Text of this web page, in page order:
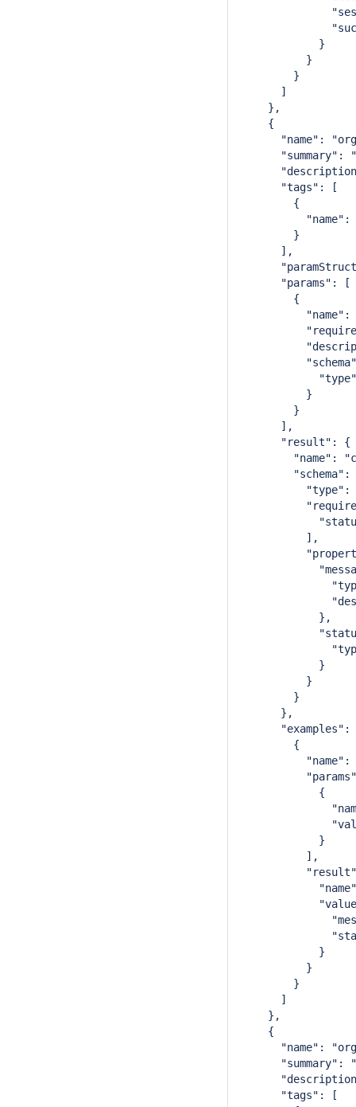
}
}
}
]
},
{
"name":
"summary":
"description":
"tags": [
{
"name":
}
],
"params": [
{
"name":
"description":
"type":
}
}
],
"result": {
"name":
"schema":
"type":
],
"type":
"description":
},
"type":
}
}
}
},
"examples":
{
"name":
{
"name":
"value":
}
],
"name":
"message":
}
}
}
]
},
{
"name":
"summary":
"description":
"tags": [